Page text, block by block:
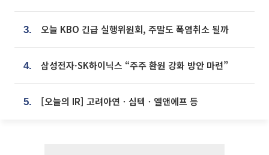
3. 오늘 KBO 긴급 실행위원회, 주말도 폭염취소 될까
4. 삼성전자·SK하이닉스 “주주 환원 강화 방안 마련”
5. [오늘의 IR] 고려아연ㆍ심텍ㆍ엘앤에프 등